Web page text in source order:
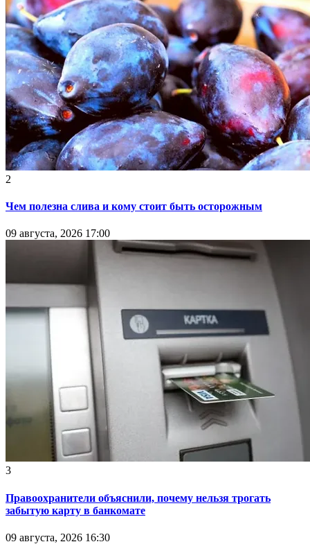
2
Чем полезна слива и кому стоит быть осторожным
09 августа, 2026 17:00
3
Правоохранители объяснили, почему нельзя трогать
забытую карту в банкомате
09 августа, 2026 16:30